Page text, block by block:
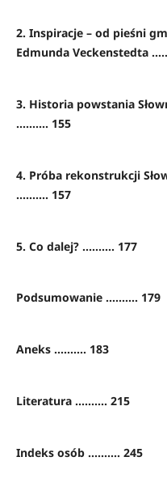
2. Inspiracje – od pieśni
Edmunda Veckenstedta
3. Historia powstania
.......... 155
4. Próba rekonstrukcji
.......... 157
5. Co dalej? .......... 177
Podsumowanie .......... 179
Aneks .......... 183
Literatura .......... 215
Indeks osób .......... 245